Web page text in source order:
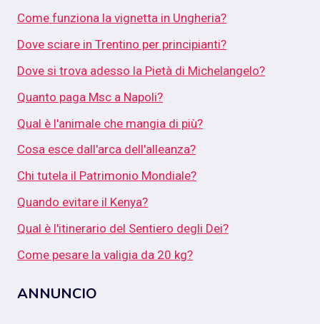
Come funziona la vignetta in Ungheria?
Dove sciare in Trentino per principianti?
Dove si trova adesso la Pietà di Michelangelo?
Quanto paga Msc a Napoli?
Qual è l'animale che mangia di più?
Cosa esce dall'arca dell'alleanza?
Chi tutela il Patrimonio Mondiale?
Quando evitare il Kenya?
Qual è l'itinerario del Sentiero degli Dei?
Come pesare la valigia da 20 kg?
ANNUNCIO